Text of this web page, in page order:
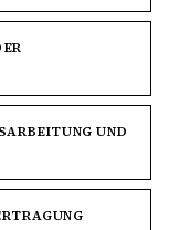
UND